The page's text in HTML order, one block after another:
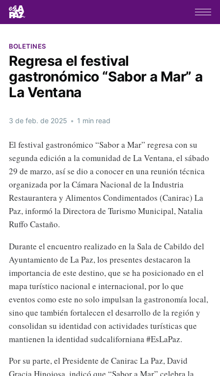
BOLETINES
Regresa el festival
gastronómico “Sabor a Mar” a
La Ventana
3 de feb. de 2025 • 1 min read
El festival gastronómico “Sabor a Mar” regresa con su
segunda edición a la comunidad de La Ventana, el sábado
29 de marzo, así se dio a conocer en una reunión técnica
organizada por la Cámara Nacional de la Industria
Restaurantera y Alimentos Condimentados (Canirac) La
Paz, informó la Directora de Turismo Municipal, Natalia
Ruffo Castaño.
Durante el encuentro realizado en la Sala de Cabildo del
Ayuntamiento de La Paz, los presentes destacaron la
importancia de este destino, que se ha posicionado en el
mapa turístico nacional e internacional, por lo que
eventos como este no solo impulsan la gastronomía local,
sino que también fortalecen el desarrollo de la región y
consolidan su identidad con actividades turísticas que
mantienen la identidad sudcaliforniana #EsLaPaz.
Por su parte, el Presidente de Canirac La Paz, David